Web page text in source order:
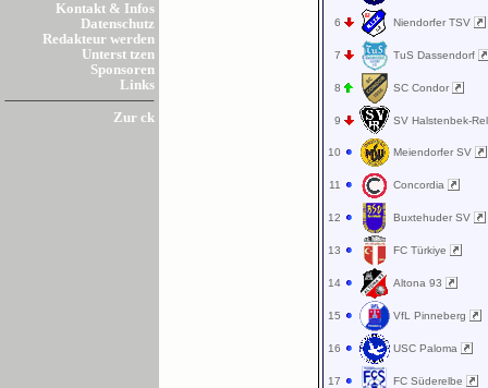
Kontakt & Infos
Datenschutz
Redakteur werden
Unterst tzen
Sponsoren
Links
Zur ck
6 Niendorfer TSV
7 TuS Dassendorf
8 SC Condor
9 SV Halstenbek-
10 Meiendorfer SV
11 Concordia
12 Buxtehuder SV
13 FC Türkiye
14 Altona 93
15 VfL Pinneberg
16 USC Paloma
17 FC Süderelbe